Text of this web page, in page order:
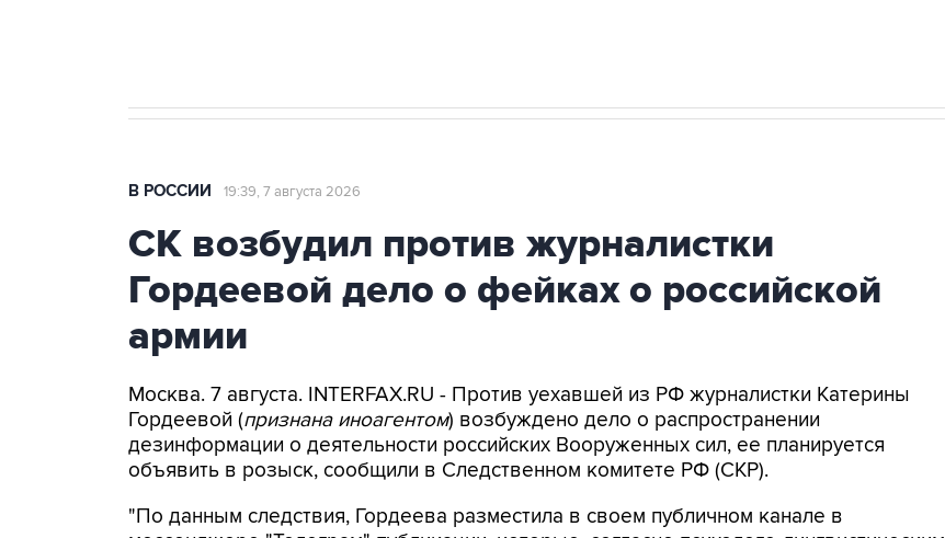
В РОССИИ 19:39, 7 августа 2026
СК возбудил против журналистки
Гордеевой дело о фейках о российской
армии
Москва. 7 августа. INTERFAX.RU - Против уехавшей из РФ журналистки Катерины
Гордеевой (признана иноагентом) возбуждено дело о распространении
дезинформации о деятельности российских Вооруженных сил, ее планируется
объявить в розыск, сообщили в Следственном комитете РФ (СКР).
"По данным следствия, Гордеева разместила в своем публичном канале в